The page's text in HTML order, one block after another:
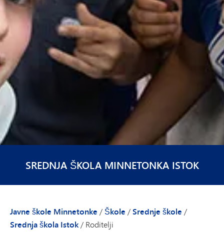
SREDNJA ŠKOLA MINNETONKA ISTOK
Javne škole Minnetonke / Škole /Srednje škole /
Srednja škola Istok/ Roditelji